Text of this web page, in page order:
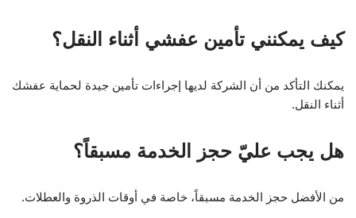
كيف يمكنني تأمين عفشي أثناء النقل؟
يمكنك التأكد من أن الشركة لديها إجراءات تأمين جيدة لحماية عفشك
أثناء النقل.
هل يجب عليّ حجز الخدمة مسبقاً؟
من الأفضل حجز الخدمة مسبقاً، خاصة في أوقات الذروة والعطلات.